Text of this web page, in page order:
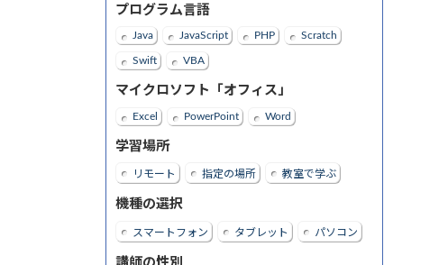
プログラム言語
Java JavaScript PHP Scratch
Swift VBA
マイクロソフト「オフィス」
Excel PowerPoint Word
学習場所
リモート 指定の場所 教室で学ぶ
機種の選択
スマートフォン タブレット パソコン